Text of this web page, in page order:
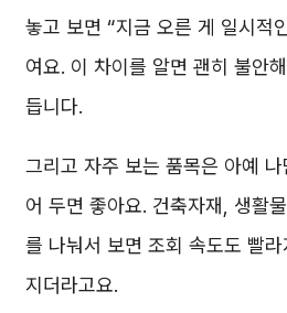
놓고 보면 “지금 오른 게 일시적
여요. 이 차이를 알면 괜히 불안
듭니다.
그리고 자주 보는 품목은 아예
어 두면 좋아요. 건축자재, 생활
를 나눠서 보면 조회 속도도 빨
지더라고요.